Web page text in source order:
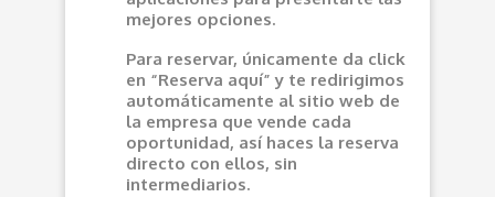
mejores opciones.
Para reservar, únicamente da click
en “Reserva aquí” y te redirigimos
automáticamente al sitio web de
la empresa que vende cada
oportunidad, así haces la reserva
directo con ellos, sin
intermediarios.